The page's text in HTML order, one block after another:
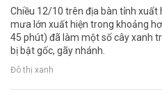
Chiều 12/10 trên địa bàn tỉnh xuất
mưa lớn xuất hiện trong khoảng
45 phút) đã làm một số cây xanh
bị bật gốc, gãy nhánh.
Đô thị xanh